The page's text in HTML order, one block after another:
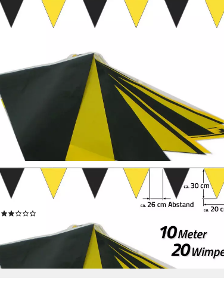
GOODYMAX
Hängedekoration Wimpelkette 10 m, 20 Wimpel á 20 x 30
cm
lieferbar - in 3-4 Werktagen bei dir